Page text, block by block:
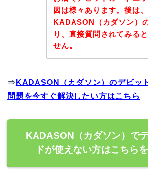
因は様々あります。後は
KADASON（カダソン）
り、直接質問されてみる
せん。
⇒ KADASON（カダソン）のデビッ
問題を今すぐ解決したい方はこちら
KADASON（カダソン）で
ドが使えない方はこちら